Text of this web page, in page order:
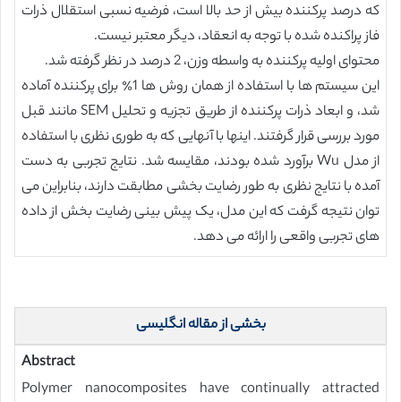
که درصد پرکننده بیش از حد بالا است، فرضیه نسبی استقلال ذرات
فاز پراکنده شده با توجه به انعقاد، دیگر معتبر نیست.
محتوای اولیه پرکننده به واسطه وزن، 2 درصد در نظر گرفته شد.
این سیستم ها با استفاده از همان روش ها 1٪ برای پرکننده آماده
شد، و ابعاد ذرات پرکننده از طریق تجزیه و تحلیل SEM مانند قبل
مورد بررسی قرار گرفتند. اینها با آنهایی که به طوری نظری با استفاده
از مدل Wu برآورد شده بودند، مقایسه شد. نتایج تجربی به دست
آمده با نتایج نظری به طور رضایت بخشی مطابقت دارند، بنابراین می
توان نتیجه گرفت که این مدل، یک پیش بینی رضایت بخش از داده
های تجربی واقعی را ارائه می دهد.
بخشی از مقاله انگلیسی
Abstract
Polymer nanocomposites have continually attracted